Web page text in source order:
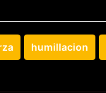
humillacion